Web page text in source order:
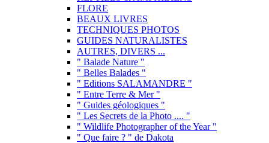
FLORE
BEAUX LIVRES
TECHNIQUES PHOTOS
GUIDES NATURALISTES
AUTRES, DIVERS ...
" Balade Nature "
" Belles Balades "
" Editions SALAMANDRE "
" Entre Terre & Mer "
" Guides géologiques "
" Les Secrets de la Photo .... "
" Wildlife Photographer of the Year "
" Que faire ? " de Dakota